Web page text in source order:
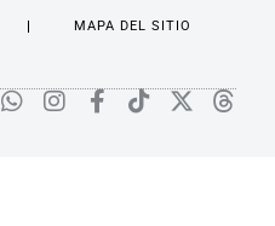
MAPA DEL SITIO